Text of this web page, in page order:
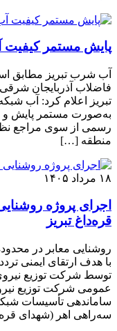
پایش مستمر کیفیت
آب شرب تبریز مطابق
فاضلاب آذربایجان
تبریز اعلام کرد: آب
به‌صورت مستمر پایش و
رسمی از سوی مراجع
منطقه […]
۱۸ مرداد ۱۴۰۵
اجرای پروژه
قره‌داغ تبریز
روشنایی معابر در
با هدف ارتقای ایمنی
توسط شرکت توزیع
عمومی شرکت توزیع
ساماندهی تأسیسات
سه‌راهی اهر (شهدای